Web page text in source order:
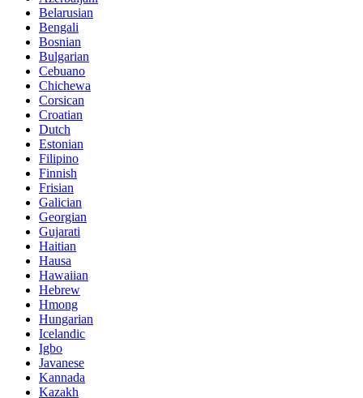
Belarusian
Bengali
Bosnian
Bulgarian
Cebuano
Chichewa
Corsican
Croatian
Dutch
Estonian
Filipino
Finnish
Frisian
Galician
Georgian
Gujarati
Haitian
Hausa
Hawaiian
Hebrew
Hmong
Hungarian
Icelandic
Igbo
Javanese
Kannada
Kazakh